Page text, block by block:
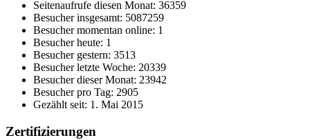
Seitenaufrufe diesen Monat: 36359
Besucher insgesamt: 5087259
Besucher momentan online: 1
Besucher heute: 1
Besucher gestern: 3513
Besucher letzte Woche: 20339
Besucher dieser Monat: 23942
Besucher pro Tag: 2905
Gezählt seit: 1. Mai 2015
Zertifizierungen